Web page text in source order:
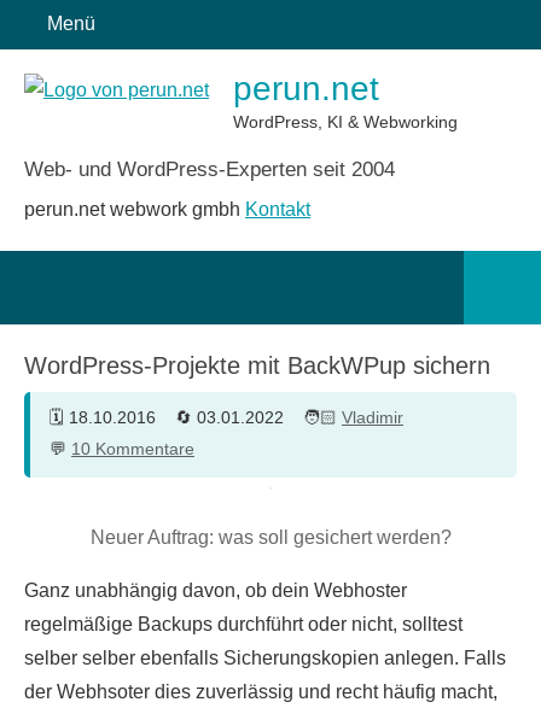
Inhalt
springen
Menü
perun.net
WordPress, KI & Webworking
Web- und WordPress-Experten seit 2004
perun.net webwork gmbh Kontakt
WordPress-Projekte mit BackWPup sichern
18.10.2016 03.01.2022
Vladimir
10 Kommentare
Neuer Auftrag: was soll gesichert werden?
Ganz unabhängig davon, ob dein Webhoster
regelmäßige Backups durchführt oder nicht, solltest
selber selber ebenfalls Sicherungskopien anlegen. Falls
der Webhsoter dies zuverlässig und recht häufig macht,